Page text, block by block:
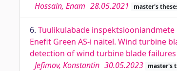
Hossain, Enam 28.05.2021 master's
6. Tuulikulabade
Enefit Green AS-i näitel. Wind turbine
detection of wind turbine blade failures
Jefimov, Konstantin 30.05.2023 master's